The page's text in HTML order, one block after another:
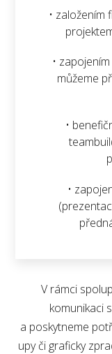
• založením
•
můžeme
•
•
V rámci
komunikaci
a poskytneme
upy či graficky